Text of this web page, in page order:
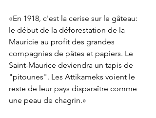
«En 1918, c'est la cerise sur le gâteau:
le début de la déforestation de la
Mauricie au profit des grandes
compagnies de pâtes et papiers. Le
Saint-Maurice deviendra un tapis de
"pitounes". Les Attikameks voient le
reste de leur pays disparaître comme
une peau de chagrin.»